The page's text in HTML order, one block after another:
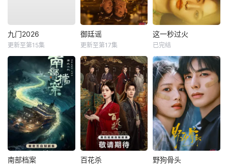
九门2026
更新至第15集
御廷谣
更新至第17集
这一秒过火
已完结
南部档案 百花杀 野狗骨头